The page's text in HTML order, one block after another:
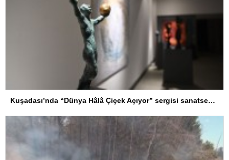
Kuşadası’nda “Dünya Hâlâ Çiçek Açıyor” sergisi sanatseverlerle buluşuyor